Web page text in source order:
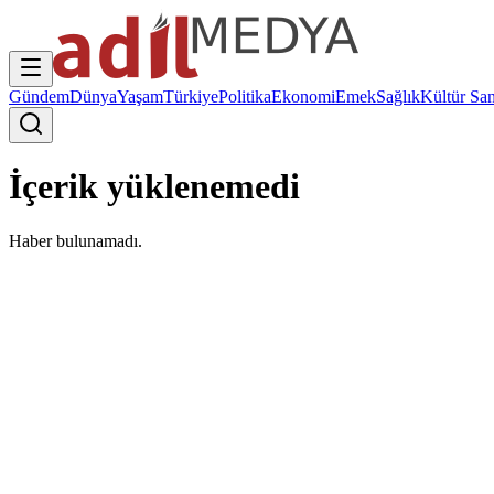
GündemDünyaYaşamTürkiyePolitikaEkonomiEmekSağlıkKültür
İçerik yüklenemedi
Haber bulunamadı.